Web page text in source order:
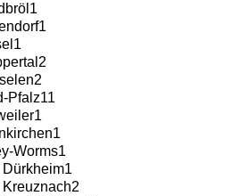
1
1
1
2
2
Pfalz11
1
1
Worms1
Dürkheim1
Kreuznach2